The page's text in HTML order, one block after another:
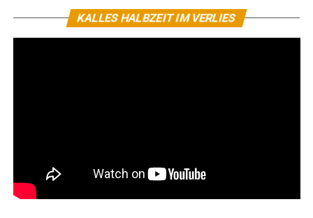
KALLES HALBZEIT IM VERLIES